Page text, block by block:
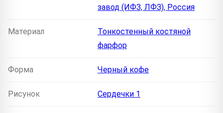
завод (ИФЗ, ЛФЗ), Россия
Материал
Тонкостенный костяной
фарфор
Форма Черный кофе
Рисунок Сердечки 1